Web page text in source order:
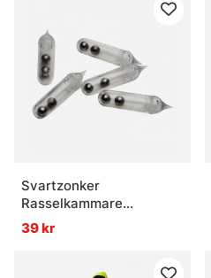
Svartzonker
Rasselkammare
Transparent 5-Pack
39 kr